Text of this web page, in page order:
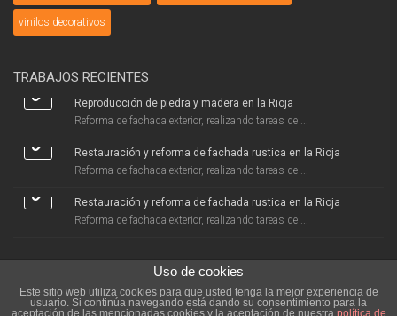
vinilos decorativos
TRABAJOS RECIENTES
Reproducción de piedra y madera en la Rioja
Reforma de fachada exterior, realizando tareas de ...
Restauración y reforma de fachada rustica en la Rioja
Reforma de fachada exterior, realizando tareas de ...
Restauración y reforma de fachada rustica en la Rioja
Reforma de fachada exterior, realizando tareas de ...
Uso de cookies
Este sitio web utiliza cookies para que usted tenga la mejor experiencia de
usuario. Si continúa navegando está dando su consentimiento para la
aceptación de las mencionadas cookies y la aceptación de nuestra política de